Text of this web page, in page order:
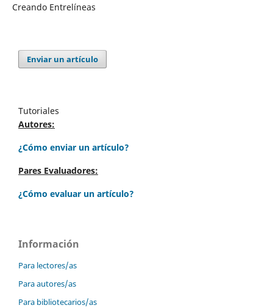
Creando Entrelíneas
Enviar un artículo
Tutoriales
Autores:
¿Cómo enviar un artículo?
Pares Evaluadores:
¿Cómo evaluar un artículo?
Información
Para lectores/as
Para autores/as
Para bibliotecarios/as